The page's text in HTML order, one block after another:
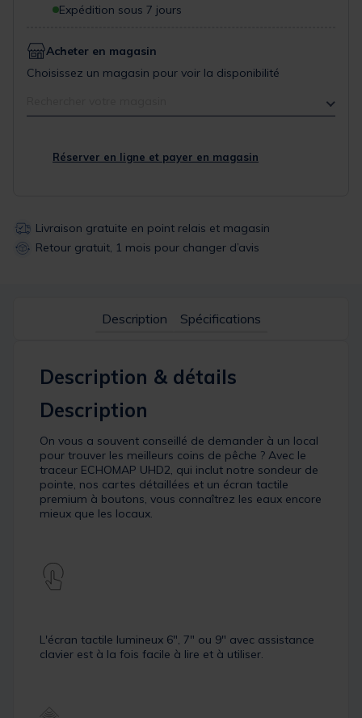
Expédition sous 7 jours
Acheter en magasin
Choisissez un magasin pour voir la disponibilité
Réserver en ligne et payer en magasin
Livraison gratuite en point relais et magasin
Retour gratuit, 1 mois pour changer d’avis
Description Spécifications
Description & détails
Description
On vous a souvent conseillé de demander à un local
pour trouver les meilleurs coins de pêche ? Avec le
traceur ECHOMAP UHD2, qui inclut notre sondeur de
pointe, nos cartes détaillées et un écran tactile
premium à boutons, vous connaîtrez les eaux encore
mieux que les locaux.
L'écran tactile lumineux 6″, 7″ ou 9″ avec assistance
clavier est à la fois facile à lire et à utiliser.